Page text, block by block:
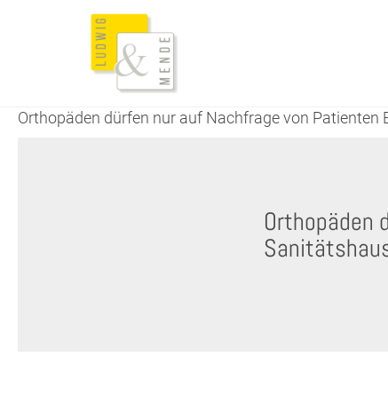
Orthopäden dürfen nur auf Nachfrage von
Orthopäden